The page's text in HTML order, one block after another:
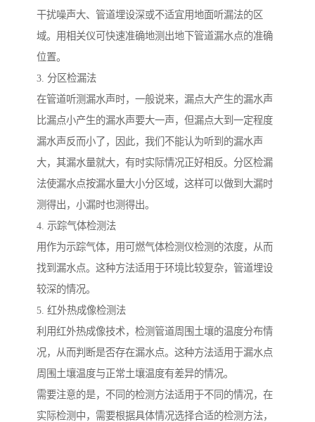
干扰噪声大、管道埋设深或不适宜用地面听漏法的区
域。用相关仪可快速准确地测出地下管道漏水点的准确
位置。
3. 分区检漏法
在管道听测漏水声时，一般说来，漏点大产生的漏水声
比漏点小产生的漏水声要大一声，但漏点大到一定程度
漏水声反而小了，因此，我们不能认为听到的漏水声
大，其漏水量就大，有时实际情况正好相反。分区检漏
法使漏水点按漏水量大小分区域，这样可以做到大漏时
测得出，小漏时也测得出。
4. 示踪气体检测法
用作为示踪气体，用可燃气体检测仪检测的浓度，从而
找到漏水点。这种方法适用于环境比较复杂，管道埋设
较深的情况。
5. 红外热成像检测法
利用红外热成像技术，检测管道周围土壤的温度分布情
况，从而判断是否存在漏水点。这种方法适用于漏水点
周围土壤温度与正常土壤温度有差异的情况。
需要注意的是，不同的检测方法适用于不同的情况，在
实际检测中，需要根据具体情况选择合适的检测方法，